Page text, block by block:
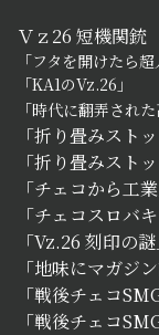
Ｖｚ26 短機関銃
「フタを開けたら超
「KA1のVz.26」
「時代に翻弄された
「折り畳みスト
「折り畳みスト
「チェコから工
「チェコスロバ
「Vz.26 刻印の謎
「地味にマガジ
「戦後チェコ
「戦後チェコ